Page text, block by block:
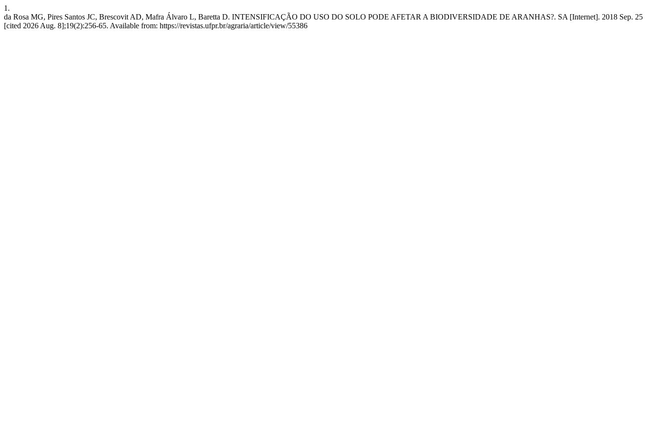
1.
da Rosa MG, Pires Santos JC, Brescovit AD, Mafra Álvaro L, Baretta D. INTENSIFICAÇÃO DO USO DO SOLO PODE AFETAR A BIODIVERSIDADE DE ARANHAS?. SA [Internet]. 2018 Sep. 25
[cited 2026 Aug. 8];19(2):256-65. Available from: https://revistas.ufpr.br/agraria/article/view/55386